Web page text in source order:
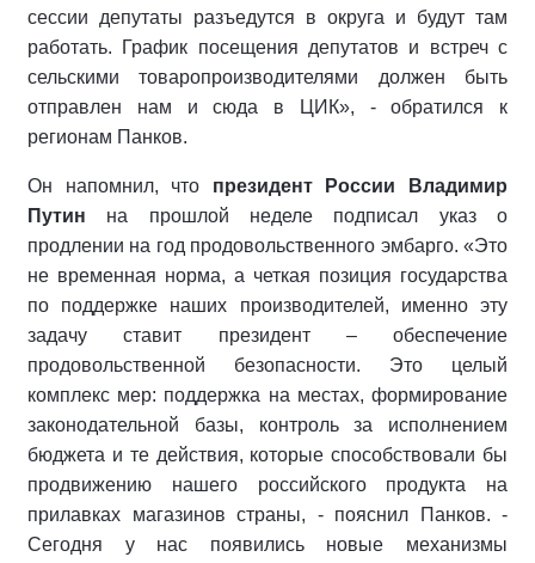
сессии депутаты разъедутся в округа и будут там
работать. График посещения депутатов и встреч с
сельскими товаропроизводителями должен быть
отправлен нам и сюда в ЦИК», - обратился к
регионам Панков.
Он напомнил, что президент России Владимир
Путин на прошлой неделе подписал указ о
продлении на год продовольственного эмбарго. «Это
не временная норма, а четкая позиция государства
по поддержке наших производителей, именно эту
задачу ставит президент – обеспечение
продовольственной безопасности. Это целый
комплекс мер: поддержка на местах, формирование
законодательной базы, контроль за исполнением
бюджета и те действия, которые способствовали бы
продвижению нашего российского продукта на
прилавках магазинов страны, - пояснил Панков. -
Сегодня у нас появились новые механизмы